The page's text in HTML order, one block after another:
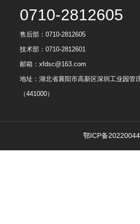
0710-2812605
售后部：0710-2812605
技术部：0710-2812601
邮箱：xfdsc@163.com
地址：湖北省襄阳市高新区深圳工业园管
（441000）
鄂ICP备